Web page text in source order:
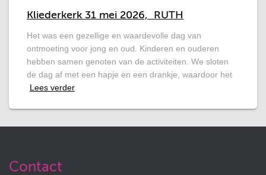
Kliederkerk 31 mei 2026, RUTH
Het was een gezellige en waardevolle dag van
ontmoeting voor jong en oud. Kinderen en ouderen
hebben samen genoten van de activiteiten. We sloten
de dag af met een hapje en een drankje, waardoor het
Lees verder
Contact